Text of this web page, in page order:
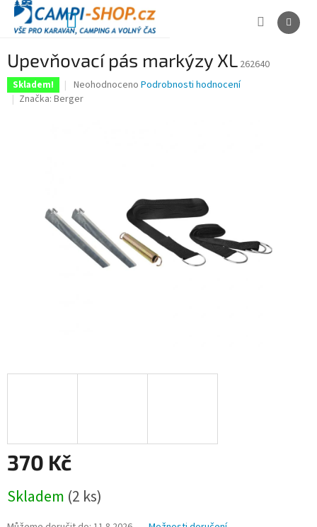
Přejít
obsah
NÁKUPNÍ
Upevňovací pás markýzy XL 262640
Skladem!
Průměrné
hodnocení
Neohodnoceno Podrobnosti hodnocení
Značka: Berger
370 Kč
cena:
Skladem (2 ks)